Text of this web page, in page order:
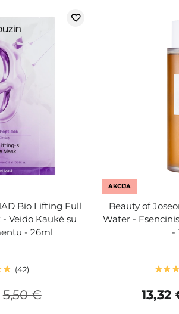
Bio Lifting Full
Veido Kaukė su
- 26ml
42
5,50 €
AKCIJA
Beauty of
Water -
-
13,32